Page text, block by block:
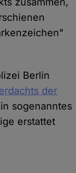
Berlin
der
sogenanntes
erstattet